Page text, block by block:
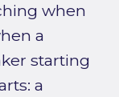
when
a
starting
a